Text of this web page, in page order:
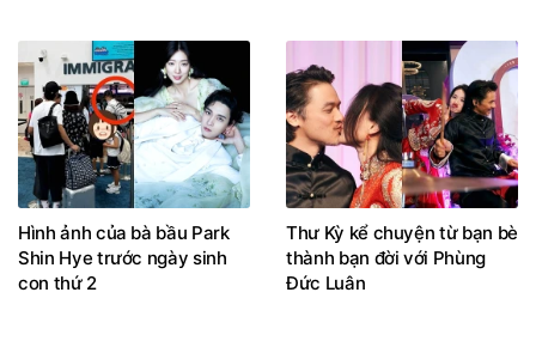
Hình ảnh của bà bầu Park
Shin Hye trước ngày sinh
con thứ 2
Thư Kỳ kể chuyện từ bạn bè
thành bạn đời với Phùng
Đức Luân